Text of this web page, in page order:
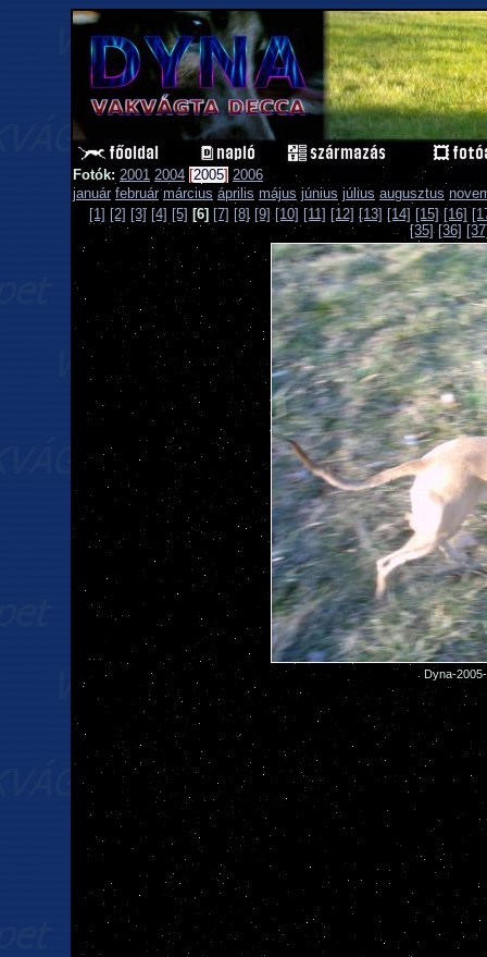
Fotók: 2001 2004 [2005] 2006
január február március április május június július augusztus
[1] [2] [3] [4] [5] [6] [7] [8] [9] [10] [11] [12] [13] [14] [15] [16]
[35] [36]
Dyna-